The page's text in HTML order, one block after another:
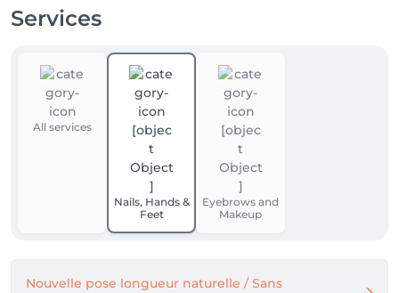
Services
All services
Nails, Hands &
Feet
Eyebrows and
Makeup
Nouvelle pose longueur naturelle / Sans